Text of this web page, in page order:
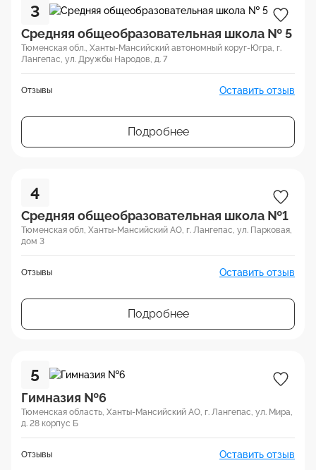
3
Средняя общеобразовательная школа № 5
Тюменская обл., Ханты-Мансийский автономный коруг-Югра, г.
Лангепас, ул. Дружбы Народов, д. 7
Отзывы Оставить отзыв
Подробнее
4
Средняя общеобразовательная школа №1
Тюменская обл, Ханты-Мансийский АО, г. Лангепас, ул. Парковая,
дом 3
Отзывы Оставить отзыв
Подробнее
5
Гимназия №6
Тюменская область, Ханты-Мансийский АО, г. Лангепас, ул. Мира,
д. 28 корпус Б
Отзывы Оставить отзыв